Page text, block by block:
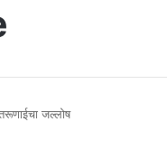
जल्लोष